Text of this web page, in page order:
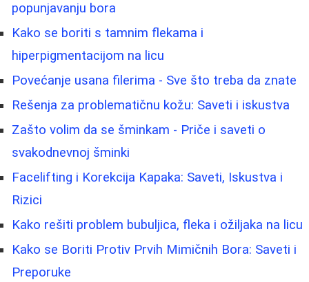
popunjavanju bora
Kako se boriti s tamnim flekama i
hiperpigmentacijom na licu
Povećanje usana filerima - Sve što treba da znate
Rešenja za problematičnu kožu: Saveti i iskustva
Zašto volim da se šminkam - Priče i saveti o
svakodnevnoj šminki
Facelifting i Korekcija Kapaka: Saveti, Iskustva i
Rizici
Kako rešiti problem bubuljica, fleka i ožiljaka na licu
Kako se Boriti Protiv Prvih Mimičnih Bora: Saveti i
Preporuke